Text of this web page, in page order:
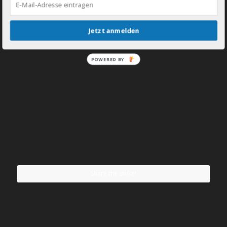
Jetzt anmelden
POWERED BY